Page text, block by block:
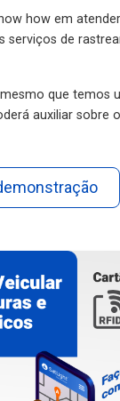
how em
serviços de
que temos
auxiliar sobre